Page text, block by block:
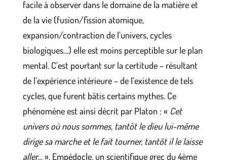
facile à observer dans le domaine de la matière et
de la vie (fusion/fission atomique,
expansion/contraction de l’univers, cycles
biologiques…) elle est moins perceptible sur le plan
mental. C’est pourtant sur la certitude – résultant
de l’expérience intérieure – de l’existence de tels
cycles, que furent bâtis certains mythes. Ce
phénomène est ainsi décrit par Platon : « Cet
univers où nous sommes, tantôt le dieu lui-même
dirige sa marche et le fait tourner, tantôt il le laisse
aller…». Empédocle, un scientifique grec du 4ème